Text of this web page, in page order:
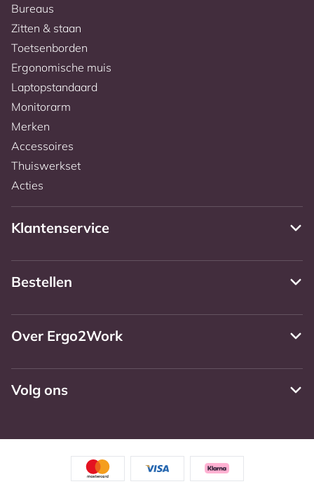
Bureaus
Zitten & staan
Toetsenborden
Ergonomische muis
Laptopstandaard
Monitorarm
Merken
Accessoires
Thuiswerkset
Acties
Klantenservice
Bestellen
Over Ergo2Work
Volg ons